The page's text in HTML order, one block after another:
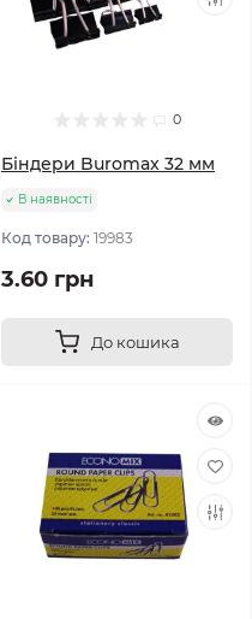
0
Біндери Buromax 32 мм
В наявності
Код товару: 19983
3.60 грн
До кошика